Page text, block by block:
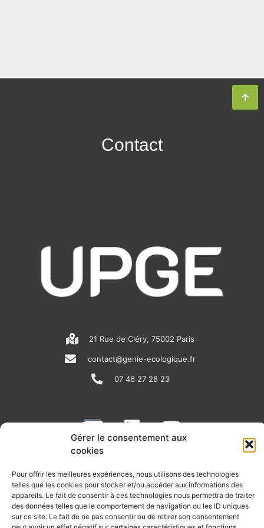
Gérer le consentement aux
cookies
Pour offrir les meilleures expériences, nous utilisons des technologies
telles que les cookies pour stocker et/ou accéder aux informations des
appareils. Le fait de consentir à ces technologies nous permettra de traiter
des données telles que le comportement de navigation ou les ID uniques
sur ce site. Le fait de ne pas consentir ou de retirer son consentement
Contact
21 Rue de Cléry, 75002 Paris
contact@genie-ecologique.fr
07 46 27 28 23
N
e
w
s
p
a
L
i
k
e
d
Y
o
t
u
b
Retrouvez tous les mois les articles terrain de nos
adhérents, les rendez-vous importants de la filière, nos
offres de stages et d’emplois…